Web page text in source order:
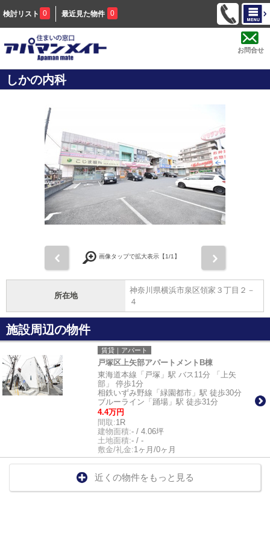
検討リスト 0 最近見た物件 0
お問合せ
しかの内科
画像タップで拡大表示【1/1】
所在地
神奈川県横浜市泉区領家３丁目２－
４
施設周辺の物件
賃貸｜アパート
戸塚区上矢部アパートメントB棟
東海道本線「戸塚」駅 バス11分 「上矢
部」 停歩1分
相鉄いずみ野線「緑園都市」駅 徒歩30分
ブルーライン「踊場」駅 徒歩31分
4.4万円
間取:1R
建物面積:- / 4.06坪
土地面積:- / -
敷金/礼金:1ヶ月/0ヶ月
近くの物件をもっと見る